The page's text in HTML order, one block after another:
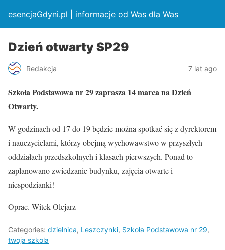
esencjaGdyni.pl | informacje od Was dla Was
Dzień otwarty SP29
Redakcja 7 lat ago
Szkoła Podstawowa nr 29 zaprasza 14 marca na Dzień
Otwarty.
W godzinach od 17 do 19 będzie można spotkać się z dyrektorem
i nauczycielami, którzy obejmą wychowawstwo w przyszłych
oddziałach przedszkolnych i klasach pierwszych. Ponad to
zaplanowano zwiedzanie budynku, zajęcia otwarte i
niespodzianki!
Oprac. Witek Olejarz
Categories: dzielnica, Leszczynki, Szkoła Podstawowa nr 29,
twoja szkola